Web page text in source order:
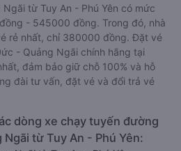
từ Tuy An - Phú Yên có mức
- 545000 đồng. Trong đó, nhà
rẻ nhất, chỉ 380000 đồng. Đặt vé
- Quảng Ngãi chính hãng tại
đảm bảo giữ chỗ 100% và hỗ
đài tư vấn, đặt vé và đổi trả vé
dòng xe chạy tuyến đường
từ Tuy An - Phú Yên: